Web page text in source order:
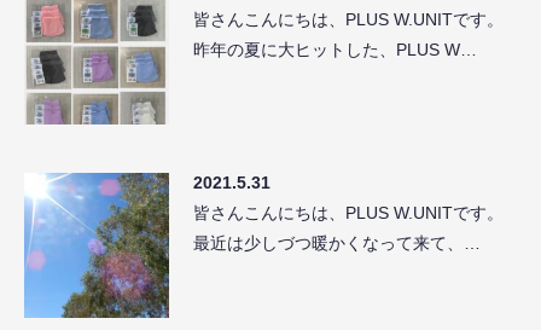
皆さんこんにちは、PLUS W.UNITです。
昨年の夏に大ヒットした、PLUS W…
2021.5.31
皆さんこんにちは、PLUS W.UNITです。
最近は少しづつ暖かくなって来て、…